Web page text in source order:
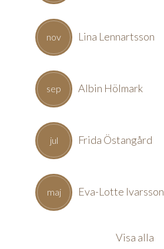
nov Lina Lennartsson
sep Albin Hölmark
jul Frida Östangård
maj Eva-Lotte Ivarsson
Visa alla